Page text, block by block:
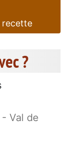
recette
?
Val de